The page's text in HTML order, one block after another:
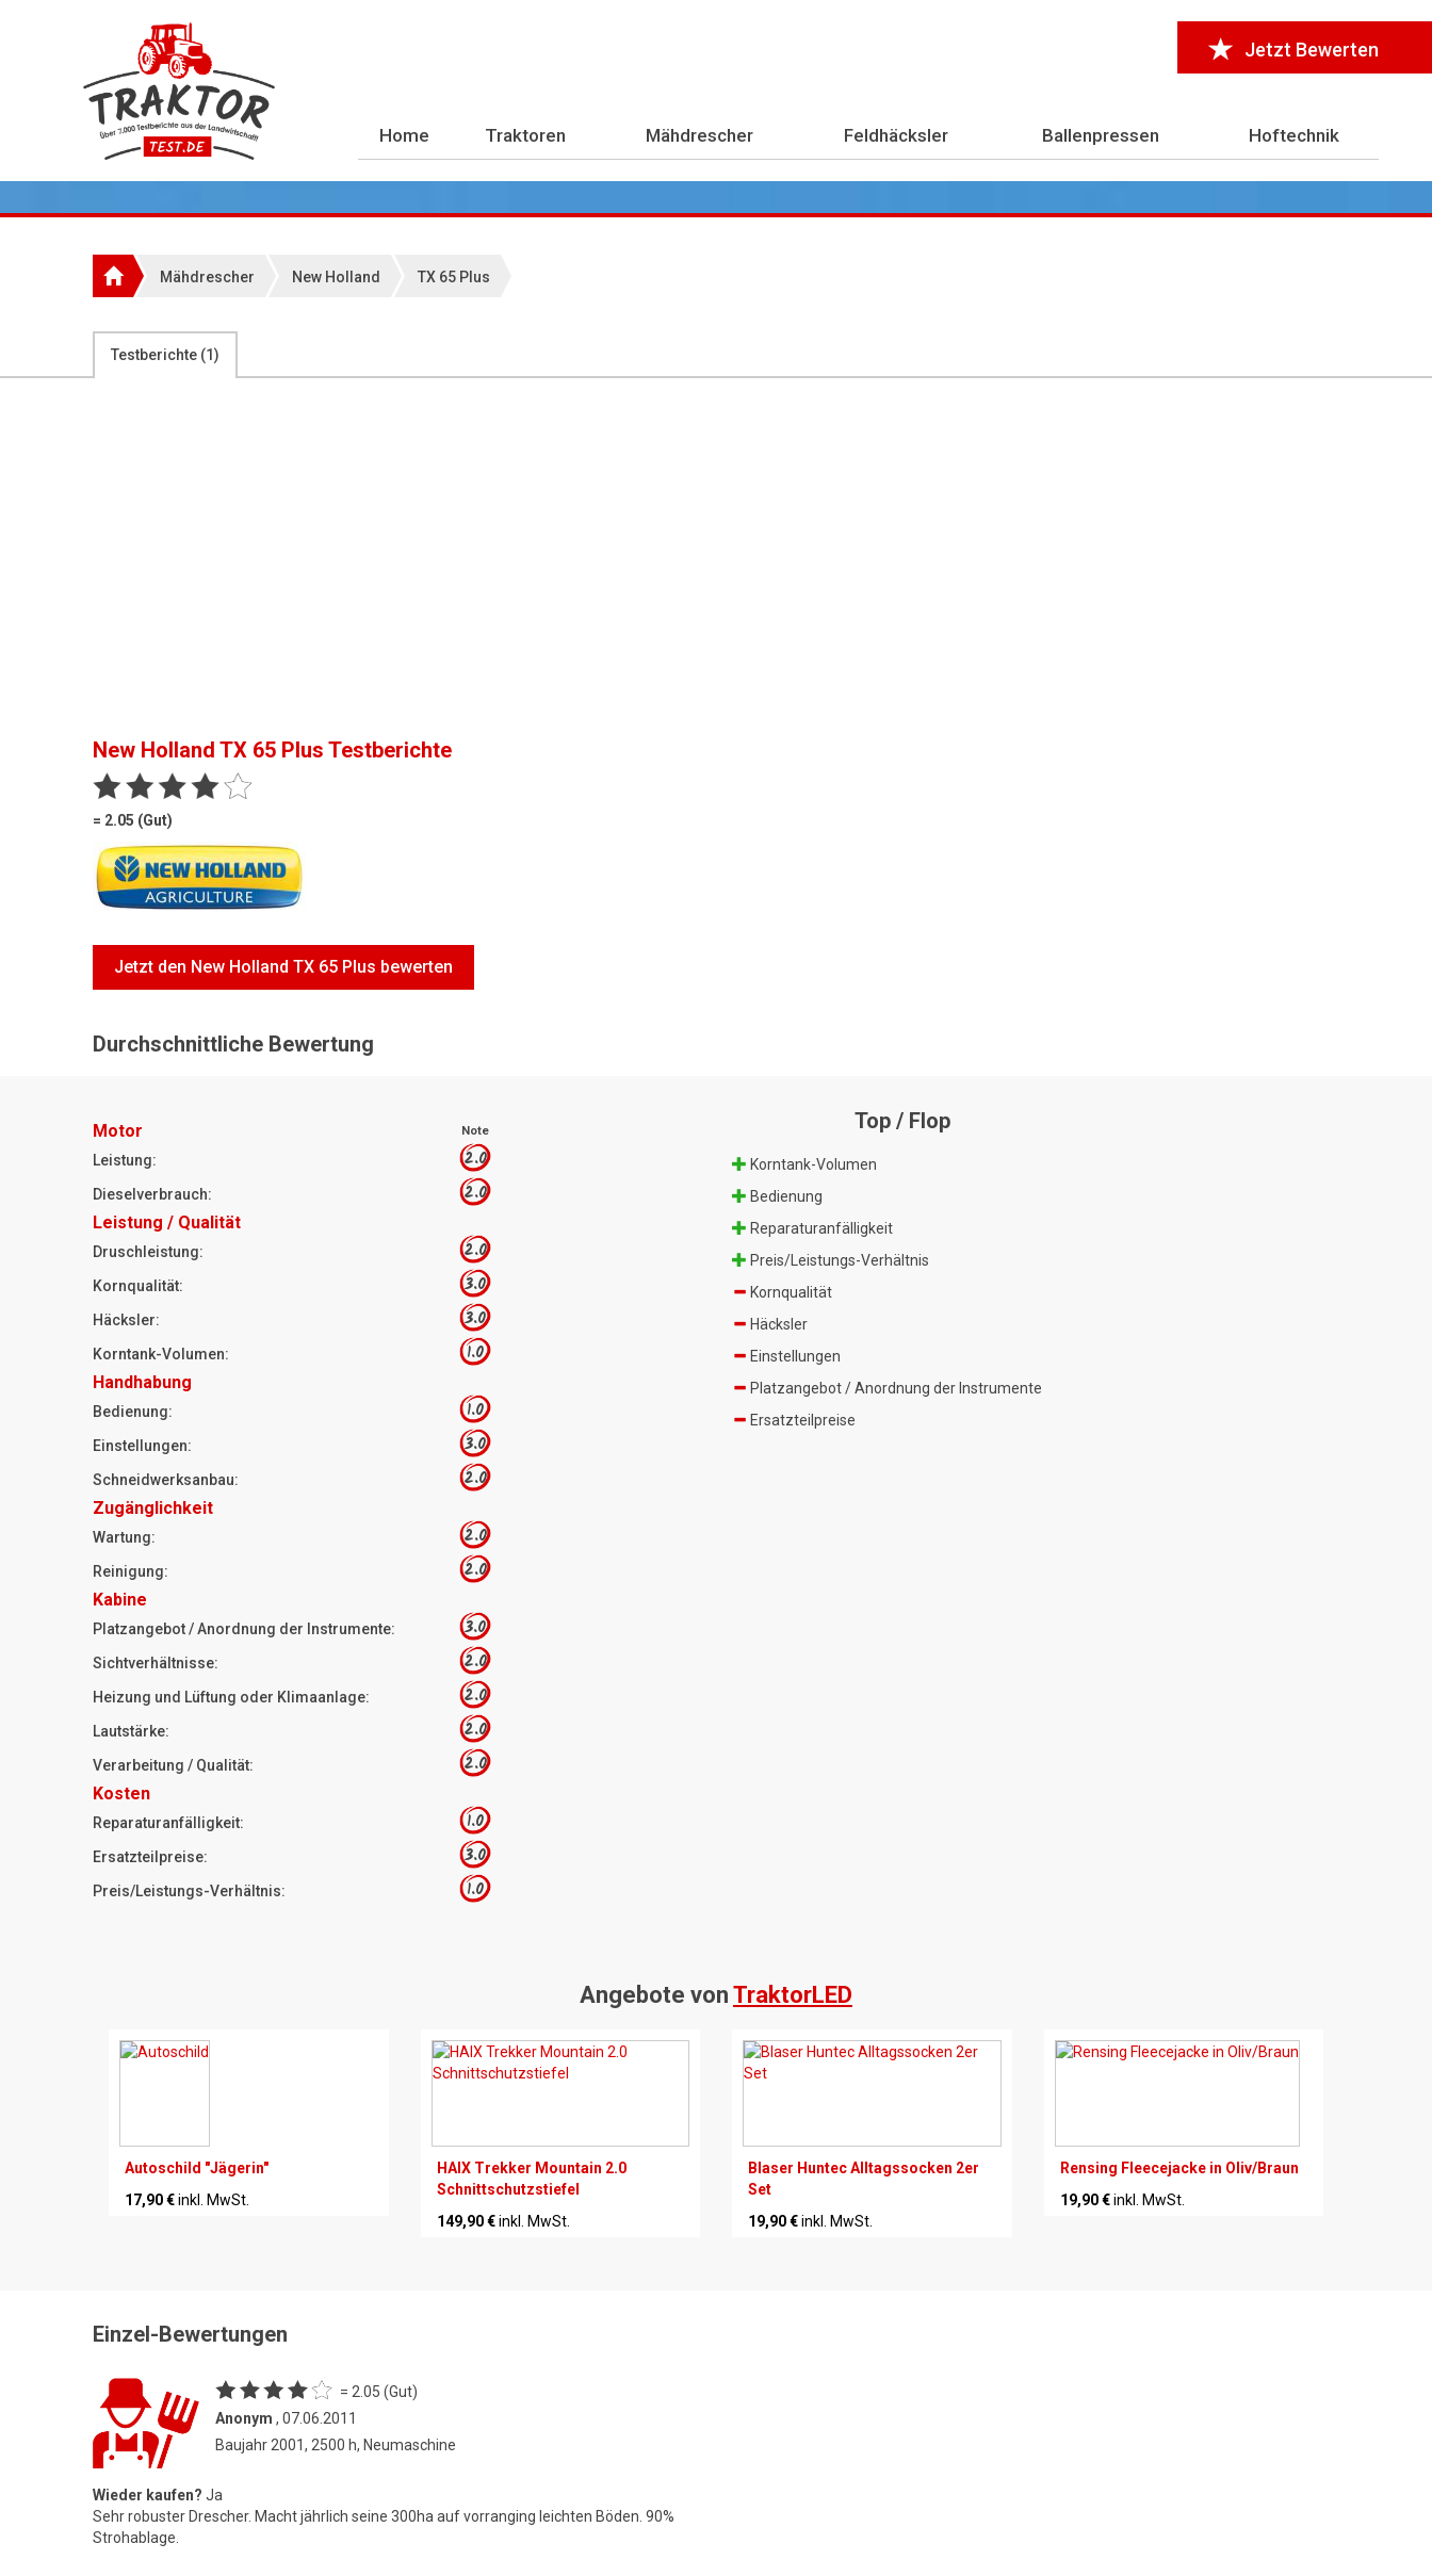
Jetzt Bewerten
Home Traktoren Mähdrescher Feldhäcksler Ballenpressen Hoftechnik
Mähdrescher New Holland TX 65 Plus
Testberichte (1)
New Holland TX 65 Plus Testberichte
= 2.05 (Gut)
Jetzt den New Holland TX 65 Plus bewerten
Durchschnittliche Bewertung
Motor Note
Leistung: 2.0
Dieselverbrauch: 2.0
Leistung / Qualität
Druschleistung: 2.0
Kornqualität: 3.0
Häcksler: 3.0
Korntank-Volumen: 1.0
Handhabung
Bedienung: 1.0
Einstellungen: 3.0
Schneidwerksanbau: 2.0
Zugänglichkeit
Wartung: 2.0
Reinigung: 2.0
Kabine
Platzangebot / Anordnung der Instrumente: 3.0
Sichtverhältnisse: 2.0
Heizung und Lüftung oder Klimaanlage: 2.0
Lautstärke: 2.0
Verarbeitung / Qualität: 2.0
Kosten
Reparaturanfälligkeit: 1.0
Ersatzteilpreise: 3.0
Preis/Leistungs-Verhältnis: 1.0
Top / Flop
Korntank-Volumen
Bedienung
Reparaturanfälligkeit
Preis/Leistungs-Verhältnis
Kornqualität
Häcksler
Einstellungen
Platzangebot / Anordnung der Instrumente
Ersatzteilpreise
Angebote von TraktorLED
Autoschild "Jägerin"
17,90 €inkl. MwSt.
HAIX Trekker Mountain 2.0
Schnittschutzstiefel
149,90 € inkl. MwSt.
Blaser Huntec Alltagssocken 2er
Set
19,90 €inkl. MwSt.
Rensing Fleecejacke in Oliv/Braun
19,90 € inkl. MwSt.
Einzel-Bewertungen
= 2.05 (Gut)
Anonym , 07.06.2011
Baujahr 2001, 2500 h, Neumaschine
Wieder kaufen? Ja
Sehr robuster Drescher. Macht jährlich seine 300ha auf vorranging leichten Böden. 90%
Strohablage.